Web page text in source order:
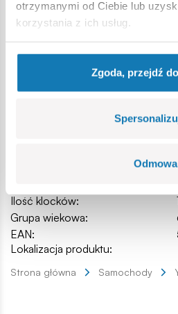
otrzymanymi od Ciebie lub
korzystania z ich usług.
Zgoda, przejdź
Odmowa
Specyfikacja
Wymiary opakowania:
Ilość klocków:
Grupa wiekowa:
EAN:
Lokalizacja produktu:
Strona główna Samochody